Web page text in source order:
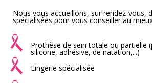
Nous vous accueillons, sur rendez-vous,
spécialisées pour vous conseiller au
Prothèse de sein totale ou partielle
silicone, adhésive, de natation,...)
Lingerie spécialisée